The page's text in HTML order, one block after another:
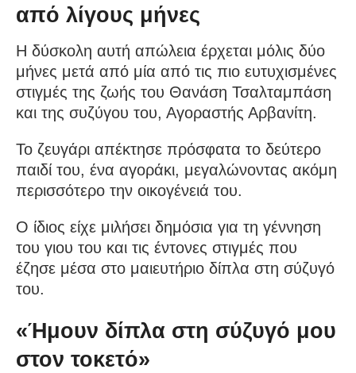
από λίγους μήνες
Η δύσκολη αυτή απώλεια έρχεται μόλις δύο
μήνες μετά από μία από τις πιο ευτυχισμένες
στιγμές της ζωής του Θανάση Τσαλταμπάση
και της συζύγου του, Αγοραστής Αρβανίτη.
Το ζευγάρι απέκτησε πρόσφατα το δεύτερο
παιδί του, ένα αγοράκι, μεγαλώνοντας ακόμη
περισσότερο την οικογένειά του.
Ο ίδιος είχε μιλήσει δημόσια για τη γέννηση
του γιου του και τις έντονες στιγμές που
έζησε μέσα στο μαιευτήριο δίπλα στη σύζυγό
του.
«Ήμουν δίπλα στη σύζυγό μου
στον τοκετό»